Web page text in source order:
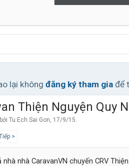
lại không đăng ký tham gia để
Thiện Nguyện Quy
Tu Ech Sai Gon, 17/9/15.
>
nhà nhà CaravanVN chuyến CRV